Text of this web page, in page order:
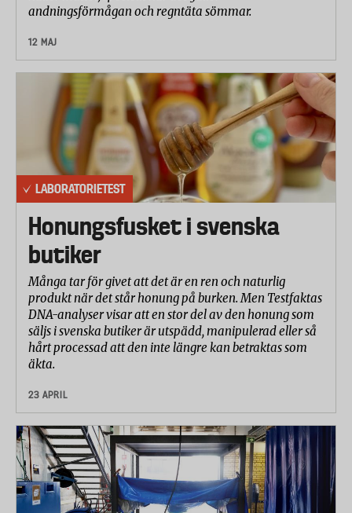
andningsförmågan och regntäta sömmar.
12 MAJ
LABORATORIETEST
Honungsfusket i svenska
butiker
Många tar för givet att det är en ren och naturlig
produkt när det står honung på burken. Men Testfaktas
DNA-analyser visar att en stor del av den honung som
säljs i svenska butiker är utspädd, manipulerad eller så
hårt processad att den inte längre kan betraktas som
äkta.
23 APRIL